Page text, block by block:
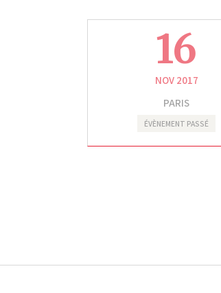
16
NOV 2017
PARIS
ÉVÈNEMENT PASSÉ